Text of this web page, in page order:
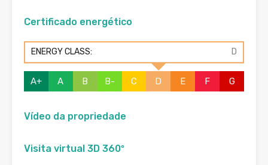
Certificado energético
ENERGY CLASS: D
A+ A B B- C D E F G
Vídeo da propriedade
Visita virtual 3D 360º